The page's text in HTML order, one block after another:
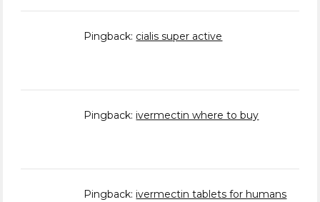
Pingback: cialis super active
Pingback: ivermectin where to buy
Pingback: ivermectin tablets for humans